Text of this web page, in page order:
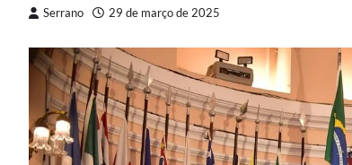
Serrano 29 de março de 2025